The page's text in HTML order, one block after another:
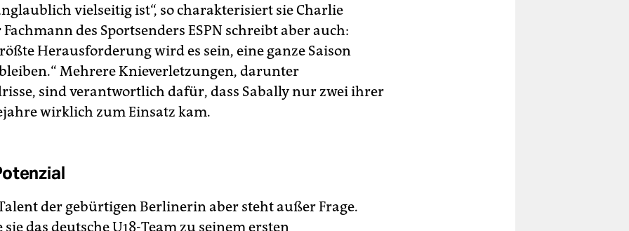
vielseitig ist“, so charakterisiert sie Charlie
Fachmann des Sportsenders ESPN schreibt aber auch:
Herausforderung wird es sein, eine ganze Saison
Mehrere Knieverletzungen, darunter
sind verantwortlich dafür, dass Sabally nur zwei ihrer
wirklich zum Einsatz kam.
der gebürtigen Berlinerin aber steht außer Frage.
das deutsche U18-Team zu seinem ersten